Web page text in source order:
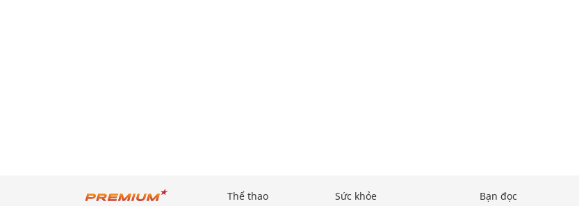
Thể thao Sức khỏe Bạn đọc